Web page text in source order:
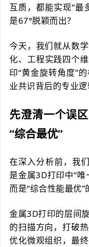
互质，都能实现“最
是67°脱颖而出？
今天，我们就从数
化、工程实践四个
印“黄金旋转角度”
业共识背后的专业逻
先澄清一个误
“综合最优”
在深入分析前，我
是金属3D打印中“唯
而是“综合性能最优”
金属3D打印的层间
的扫描方向，打破
优化微观组织，最